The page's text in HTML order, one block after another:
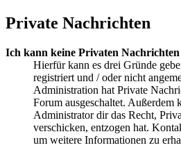
Private Nachrichten
Ich kann keine Privaten
Hierfür kann es drei Gründe
registriert und / oder nicht
Administration hat Private
Forum ausgeschaltet. Außerdem
Administrator dir das Recht,
verschicken, entzogen hat.
um weitere Informationen zu